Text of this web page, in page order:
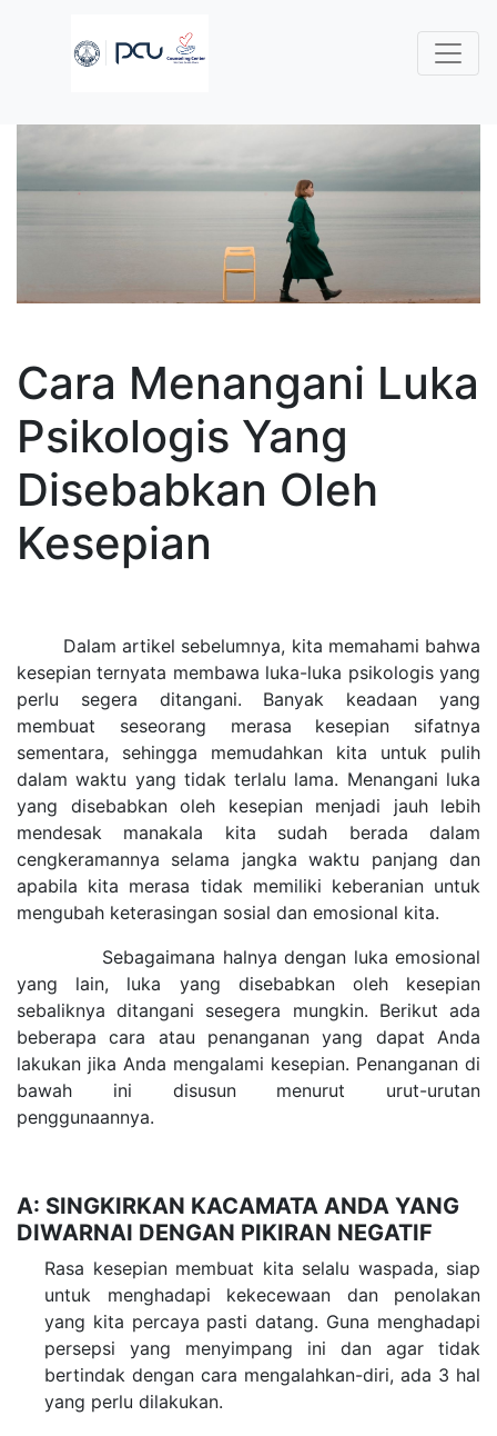
Cara Menangani Luka
Psikologis Yang
Disebabkan Oleh
Kesepian
Dalam artikel sebelumnya, kita memahami bahwa
kesepian ternyata membawa luka-luka psikologis yang
perlu segera ditangani. Banyak keadaan yang
membuat seseorang merasa kesepian sifatnya
sementara, sehingga memudahkan kita untuk pulih
dalam waktu yang tidak terlalu lama. Menangani luka
yang disebabkan oleh kesepian menjadi jauh lebih
mendesak manakala kita sudah berada dalam
cengkeramannya selama jangka waktu panjang dan
apabila kita merasa tidak memiliki keberanian untuk
mengubah keterasingan sosial dan emosional kita.
Sebagaimana halnya dengan luka emosional
yang lain, luka yang disebabkan oleh kesepian
sebaliknya ditangani sesegera mungkin. Berikut ada
beberapa cara atau penanganan yang dapat Anda
lakukan jika Anda mengalami kesepian. Penanganan di
bawah ini disusun menurut urut-urutan
penggunaannya.
A: SINGKIRKAN KACAMATA ANDA YANG
DIWARNAI DENGAN PIKIRAN NEGATIF
Rasa kesepian membuat kita selalu waspada, siap
untuk menghadapi kekecewaan dan penolakan
yang kita percaya pasti datang. Guna menghadapi
persepsi yang menyimpang ini dan agar tidak
bertindak dengan cara mengalahkan-diri, ada 3 hal
yang perlu dilakukan.